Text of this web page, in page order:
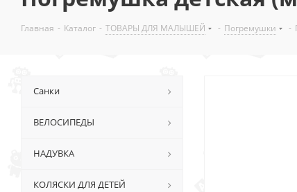
Главная - Каталог - ТОВАРЫ ДЛЯ МАЛЫШЕЙ - Погремушки -
Санки
ВЕЛОСИПЕДЫ
НАДУВКА
КОЛЯСКИ ДЛЯ ДЕТЕЙ